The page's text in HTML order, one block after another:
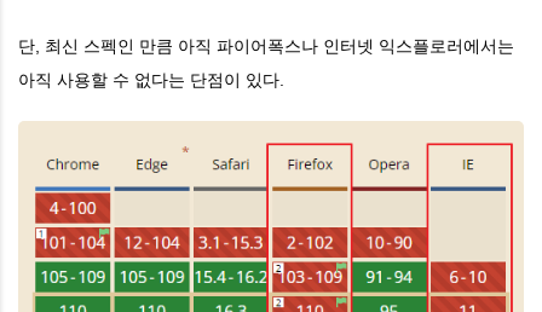
단, 최신 스펙인 만큼 아직 파이어폭스나 인터넷 익스플로러에서는
아직 사용할 수 없다는 단점이 있다.